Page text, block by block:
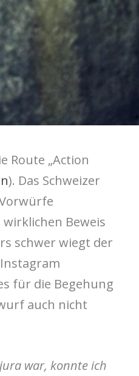
Route „Action
). Das Schweizer
Beweis
schwer wiegt der
für die Begehung
auch nicht
war, konnte ich